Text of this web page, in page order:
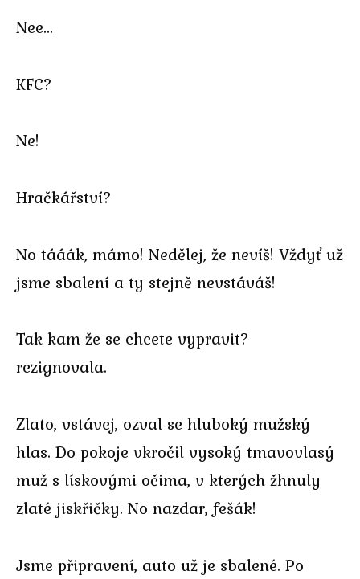
Nee…
KFC?
Ne!
Hračkářství?
No tááák, mámo! Nedělej, že nevíš! Vždyť už
jsme sbalení a ty stejně nevstáváš!
Tak kam že se chcete vypravit?
rezignovala.
Zlato, vstávej, ozval se hluboký mužský
hlas. Do pokoje vkročil vysoký tmavovlasý
muž s lískovými očima, v kterých žhnuly
zlaté jiskřičky. No nazdar, fešák!
Jsme připravení, auto už je sbalené. Po